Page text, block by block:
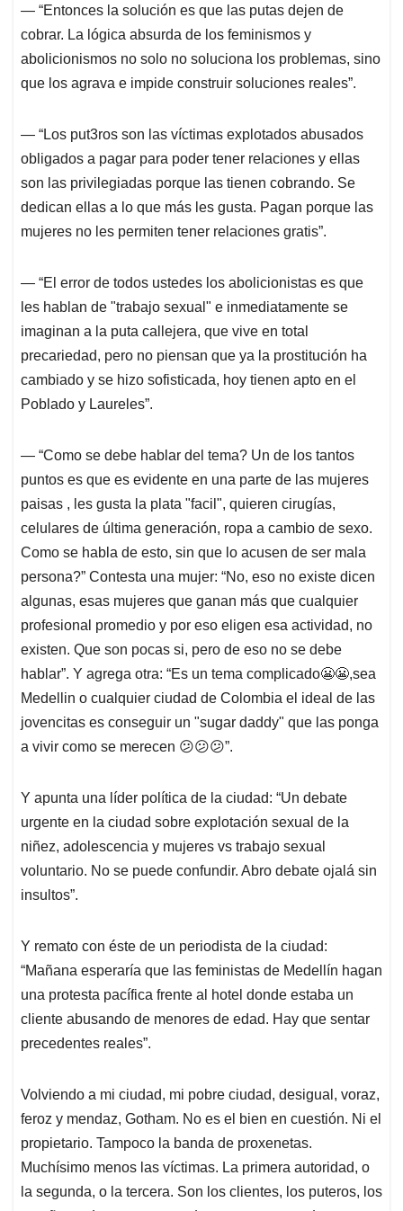
— “Entonces la solución es que las putas dejen de
cobrar. La lógica absurda de los feminismos y
abolicionismos no solo no soluciona los problemas, sino
que los agrava e impide construir soluciones reales”.
— “Los put3ros son las víctimas explotados abusados
obligados a pagar para poder tener relaciones y ellas
son las privilegiadas porque las tienen cobrando. Se
dedican ellas a lo que más les gusta. Pagan porque las
mujeres no les permiten tener relaciones gratis”.
— “El error de todos ustedes los abolicionistas es que
les hablan de "trabajo sexual" e inmediatamente se
imaginan a la puta callejera, que vive en total
precariedad, pero no piensan que ya la prostitución ha
cambiado y se hizo sofisticada, hoy tienen apto en el
Poblado y Laureles”.
— “Como se debe hablar del tema? Un de los tantos
puntos es que es evidente en una parte de las mujeres
paisas , les gusta la plata "facil", quieren cirugías,
celulares de última generación, ropa a cambio de sexo.
Como se habla de esto, sin que lo acusen de ser mala
persona?” Contesta una mujer: “No, eso no existe dicen
algunas, esas mujeres que ganan más que cualquier
profesional promedio y por eso eligen esa actividad, no
existen. Que son pocas si, pero de eso no se debe
hablar”. Y agrega otra: “Es un tema complicado😬😬,sea
Medellin o cualquier ciudad de Colombia el ideal de las
jovencitas es conseguir un "sugar daddy" que las ponga
a vivir como se merecen 😕😕😕”.
Y apunta una líder política de la ciudad: “Un debate
urgente en la ciudad sobre explotación sexual de la
niñez, adolescencia y mujeres vs trabajo sexual
voluntario. No se puede confundir. Abro debate ojalá sin
insultos”.
Y remato con éste de un periodista de la ciudad:
“Mañana esperaría que las feministas de Medellín hagan
una protesta pacífica frente al hotel donde estaba un
cliente abusando de menores de edad. Hay que sentar
precedentes reales”.
Volviendo a mi ciudad, mi pobre ciudad, desigual, voraz,
feroz y mendaz, Gotham. No es el bien en cuestión. Ni el
propietario. Tampoco la banda de proxenetas.
Muchísimo menos las víctimas. La primera autoridad, o
la segunda, o la tercera. Son los clientes, los puteros, los